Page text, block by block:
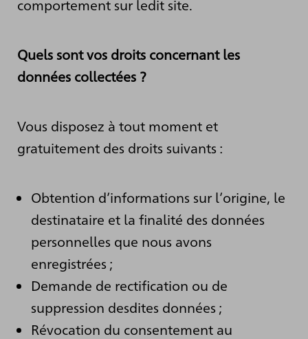
comportement sur ledit site.
Quels sont vos droits concernant les
données collectées ?
Vous disposez à tout moment et
gratuitement des droits suivants :
Obtention d’informations sur l’origine, le
destinataire et la finalité des données
personnelles que nous avons
enregistrées ;
Demande de rectification ou de
suppression desdites données ;
Révocation du consentement au